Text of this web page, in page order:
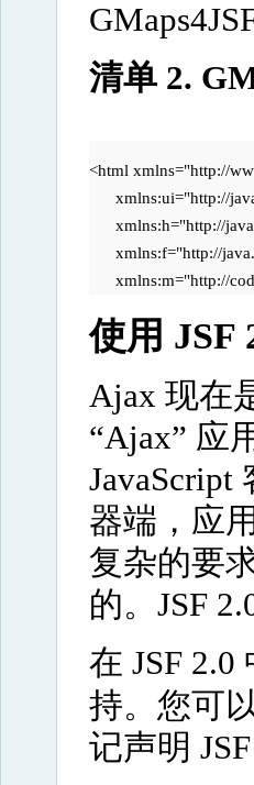
清单 2.
<html xmlns="http://
xmlns:ui="http://
xmlns:h="http://
xmlns:f="http://
xmlns:m="http://
使用 JSF
Ajax 现在
“Ajax” 应
器端，应
复杂的要
的。JSF
在 JSF
持。您可
记声明